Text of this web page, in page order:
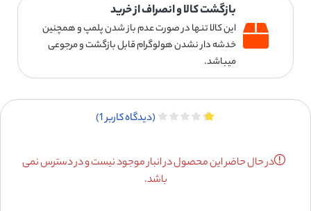
بازگشت کالا و انصراف از خرید
این کالا تنها در صورت عدم باز شدن پلمپ و همچنین
خدشه دار نشدن هولوگرام قابل بازگشت و مرجوعی
میباشد.
(دیدگاه کاربر1
)
در حال حاضر این محصول در انبار موجود نیست و در دسترس نمی
باشد.